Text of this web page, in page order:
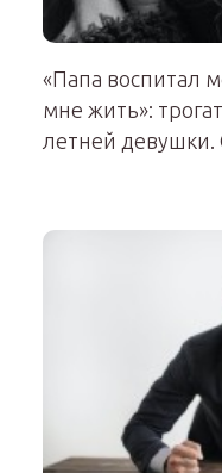
«Папа воспитал
мне жить»:
летней девушки.